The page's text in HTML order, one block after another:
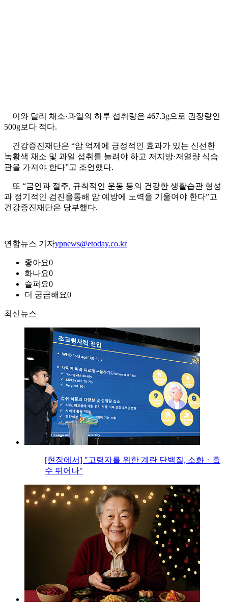
이와 달리 채소·과일의 하루 섭취량은 467.3g으로 권장량인
500g보다 적다.
건강증진재단은 “암 억제에 긍정적인 효과가 있는 신선한
녹황색 채소 및 과일 섭취를 늘려야 하고 저지방·저열량 식습
관을 가져야 한다”고 조언했다.
또 “금연과 절주, 규칙적인 운동 등의 건강한 생활습관 형성
과 정기적인 검진을통해 암 예방에 노력을 기울여야 한다”고
건강증진재단은 당부했다.
연합뉴스 기자ypnews@etoday.co.kr
좋아요0
화나요0
슬퍼요0
더 궁금해요0
최신뉴스
[현장에서] "고령자를 위한 계란 단백질, 소화ㆍ흡
수 뛰어나"